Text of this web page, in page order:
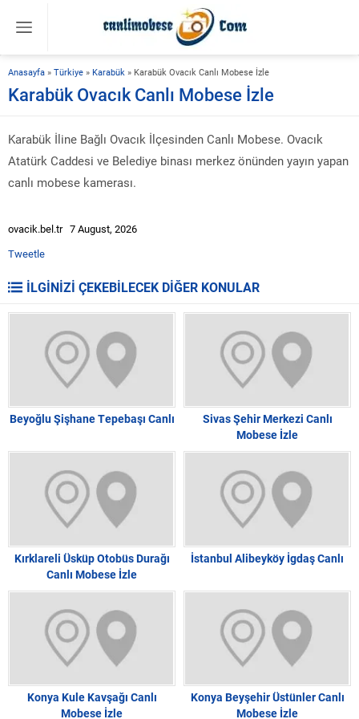
Anasayfa » Türkiye » Karabük » Karabük Ovacık Canlı Mobese İzle
Karabük Ovacık Canlı Mobese İzle
Karabük İline Bağlı Ovacık İlçesinden Canlı Mobese. Ovacık
Atatürk Caddesi ve Belediye binası merkez önünden yayın yapan
canlı mobese kamerası.
ovacik.bel.tr 7 August, 2026
Tweetle
İLGİNİZİ ÇEKEBİLECEK DİĞER KONULAR
Beyoğlu Şişhane Tepebaşı Canlı
Sivas Şehir Merkezi Canlı
Mobese İzle
Kırklareli Üsküp Otobüs Durağı
Canlı Mobese İzle
İstanbul Alibeyköy İgdaş Canlı
Konya Kule Kavşağı Canlı
Mobese İzle
Konya Beyşehir Üstünler Canlı
Mobese İzle